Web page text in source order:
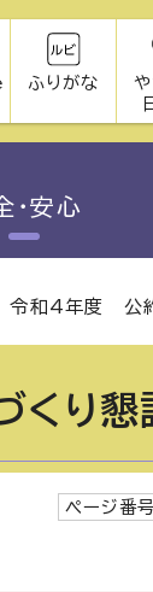
ふりがな
・安心
令和4年度 公
くり
ページ番